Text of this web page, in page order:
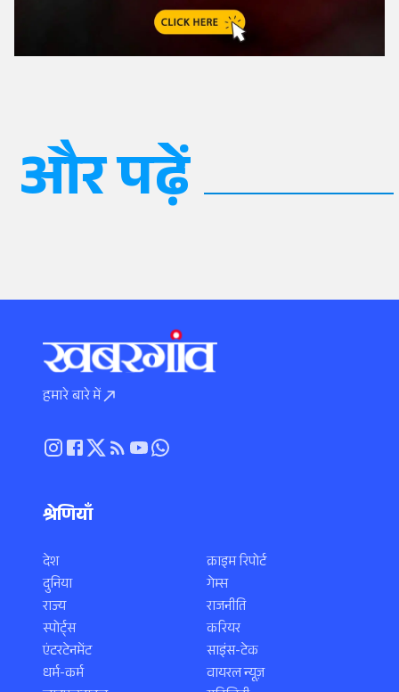
और पढ़ें
हमारे बारे में
श्रेणियाँ
देश
दुनिया
राज्य
स्पोर्ट्स
एंटरटेनमेंट
धर्म-कर्म
क्राइम रिपोर्ट
गेम्स
राजनीति
करियर
साइंस-टेक
वायरल न्यूज़